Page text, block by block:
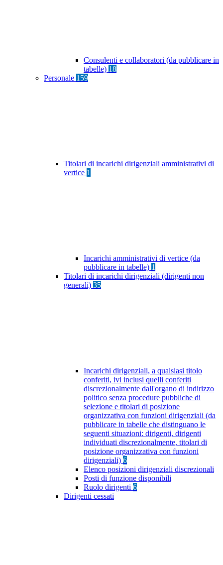
Consulenti e collaboratori (da pubblicare in
tabelle) 18
Personale 159
Titolari di incarichi dirigenziali amministrativi di
vertice 1
Incarichi amministrativi di vertice (da
pubblicare in tabelle) 1
Titolari di incarichi dirigenziali (dirigenti non
generali) 35
Incarichi dirigenziali, a qualsiasi titolo
conferiti, ivi inclusi quelli conferiti
discrezionalmente dall'organo di indirizzo
politico senza procedure pubbliche di
selezione e titolari di posizione
organizzativa con funzioni dirigenziali (da
pubblicare in tabelle che distinguano le
seguenti situazioni: dirigenti, dirigenti
individuati discrezionalmente, titolari di
posizione organizzativa con funzioni
dirigenziali) 6
Elenco posizioni dirigenziali discrezionali
Posti di funzione disponibili
Ruolo dirigenti 6
Dirigenti cessati